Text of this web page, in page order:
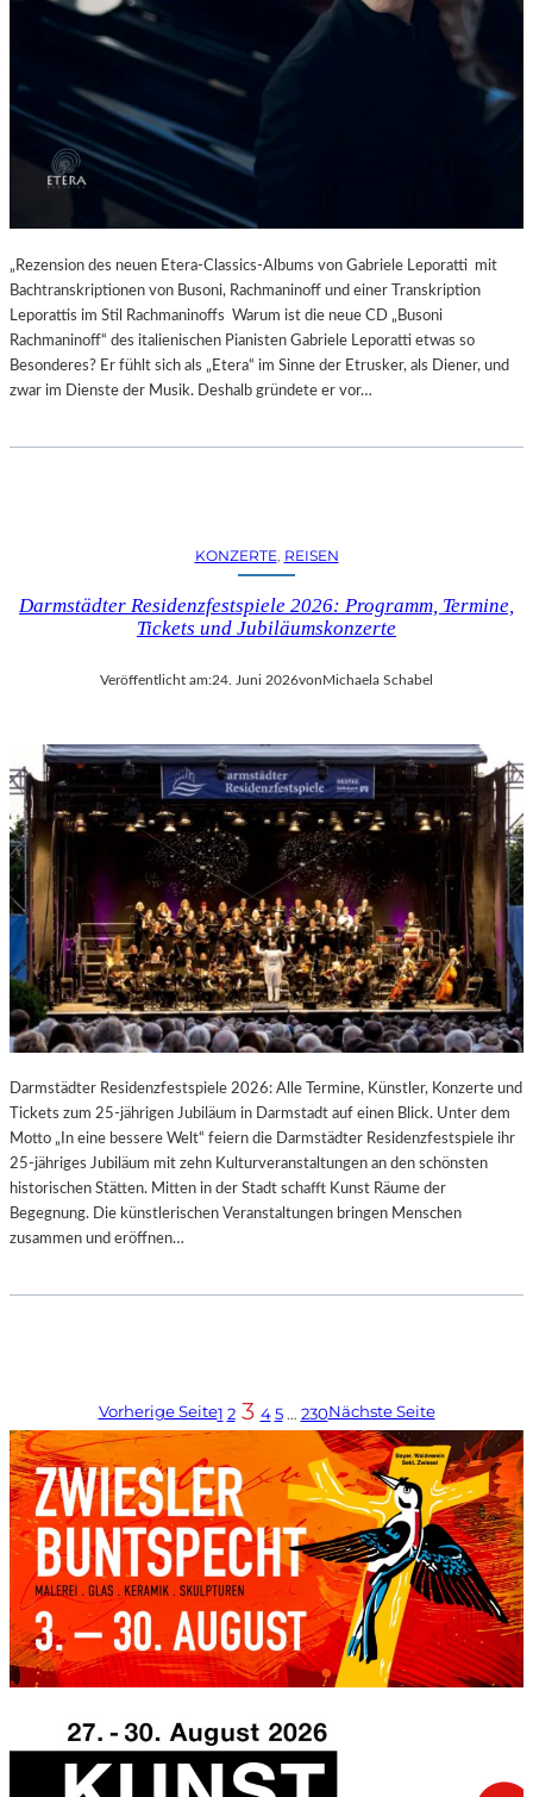
„Rezension des neuen Etera-Classics-Albums von Gabriele Leporatti mit
Bachtranskriptionen von Busoni, Rachmaninoff und einer Transkription
Leporattis im Stil Rachmaninoffs Warum ist die neue CD „Busoni
Rachmaninoff“ des italienischen Pianisten Gabriele Leporatti etwas so
Besonderes? Er fühlt sich als „Etera“ im Sinne der Etrusker, als Diener, und
zwar im Dienste der Musik. Deshalb gründete er vor…
KONZERTE, REISEN
Darmstädter Residenzfestspiele 2026: Programm, Termine,
Tickets und Jubiläumskonzerte
Veröffentlicht am:24. Juni 2026vonMichaela Schabel
Darmstädter Residenzfestspiele 2026: Alle Termine, Künstler, Konzerte und
Tickets zum 25-jährigen Jubiläum in Darmstadt auf einen Blick. Unter dem
Motto „In eine bessere Welt“ feiern die Darmstädter Residenzfestspiele ihr
25-jähriges Jubiläum mit zehn Kulturveranstaltungen an den schönsten
historischen Stätten. Mitten in der Stadt schafft Kunst Räume der
Begegnung. Die künstlerischen Veranstaltungen bringen Menschen
zusammen und eröffnen…
Vorherige Seite1 2 3 4 5 … 230Nächste Seite